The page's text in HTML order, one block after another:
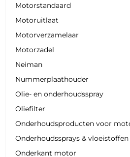
Motorstandaard
Motoruitlaat
Motorverzamelaar
Motorzadel
Neiman
Nummerplaathouder
Olie- en onderhoudsspray
Oliefilter
Onderhoudsproducten voor
Onderhoudssprays & vloeistoffen
Onderkant motor